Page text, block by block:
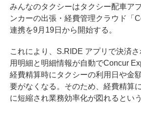
みんなのタクシーはタクシー配車ア
ンカーの出張・経費管理クラウド「
連携を9月19日から開始する。
これにより、S.RIDE アプリで決済
用明細と明細情報が自動でConcur
経費精算時にタクシーの利用日や金
要がなくなる。そのため、経費精算
に短縮され業務効率化が図れるという